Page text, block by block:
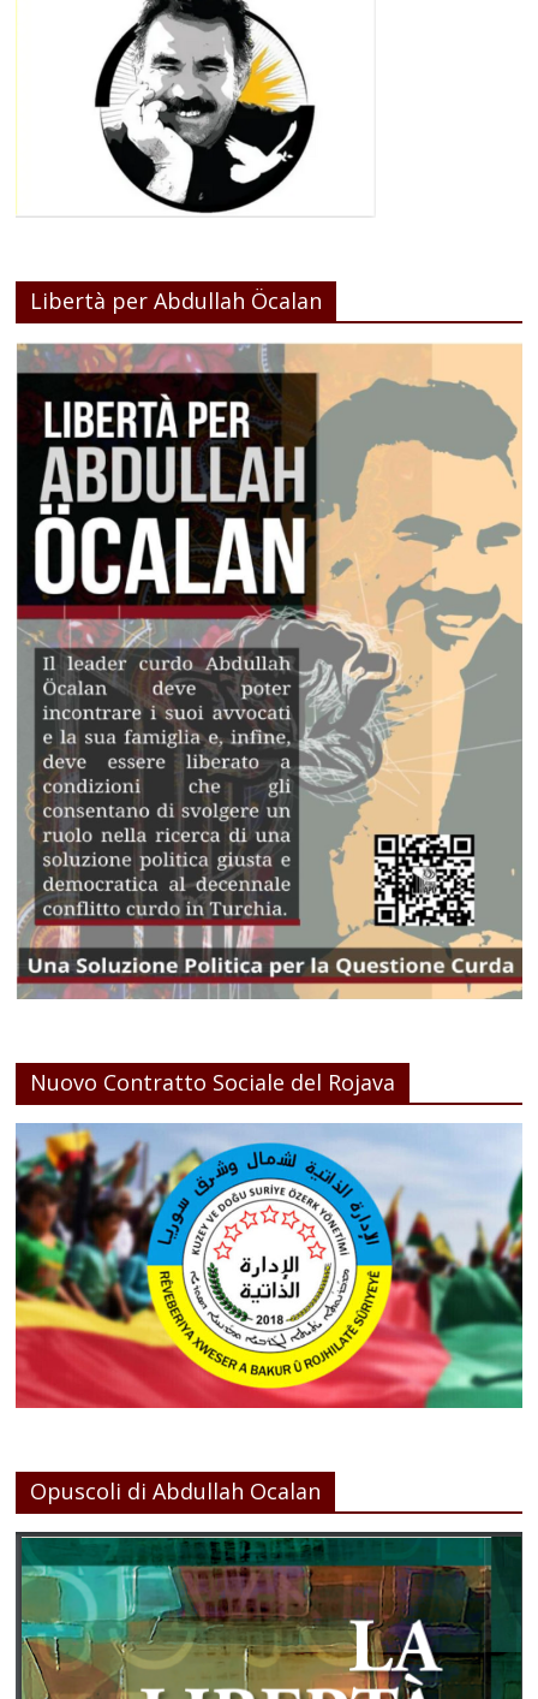
Libertà per Abdullah Öcalan
Nuovo Contratto Sociale del Rojava
Opuscoli di Abdullah Ocalan